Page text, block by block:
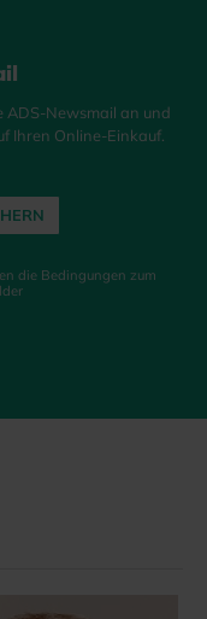
ADS-Newsmail an und
Ihren Online-Einkauf.
die Bedingungen zum